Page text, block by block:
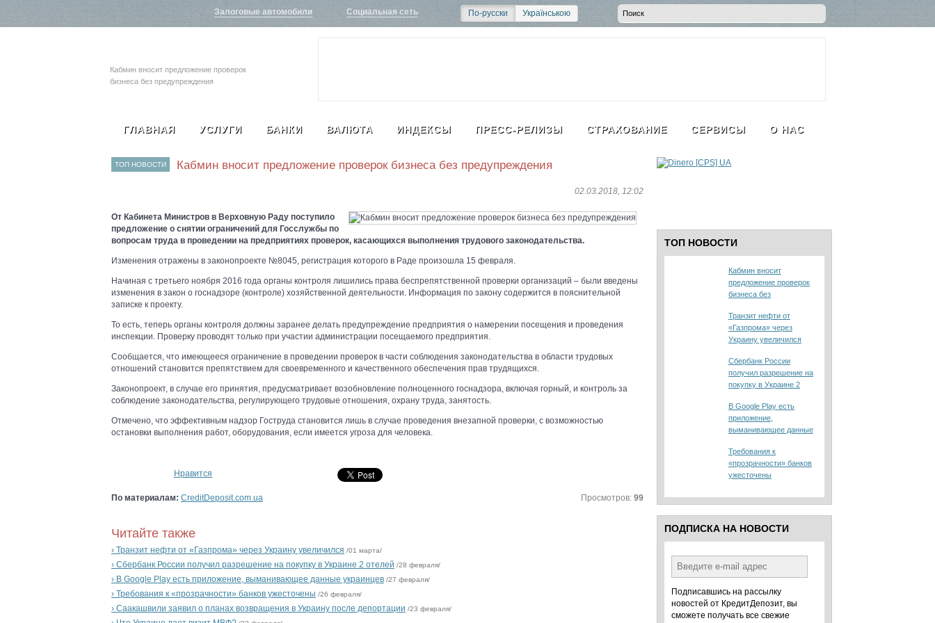
Залоговые автомобили Социальная сеть По-русски Українською
Кабмин вносит предложение проверок
бизнеса без предупреждения
ГЛАВНАЯ УСЛУГИ БАНКИ ВАЛЮТА ИНДЕКСЫ ПРЕСС-РЕЛИЗЫ СТРАХОВАНИЕ СЕРВИСЫ О НАС
ТОП НОВОСТИ Кабмин вносит предложение проверок бизнеса без предупреждения
02.03.2018, 12:02
От Кабинета Министров в Верховную Раду поступило
предложение о снятии ограничений для Госслужбы по
вопросам труда в проведении на предприятиях проверок, касающихся выполнения трудового законодательства.
Изменения отражены в законопроекте №8045, регистрация которого в Раде произошла 15 февраля.
Начиная с третьего ноября 2016 года органы контроля лишились права беспрепятственной проверки организаций – были введены
изменения в закон о госнадзоре (контроле) хозяйственной деятельности. Информация по закону содержится в пояснительной
записке к проекту.
То есть, теперь органы контроля должны заранее делать предупреждение предприятия о намерении посещения и проведения
инспекции. Проверку проводят только при участии администрации посещаемого предприятия.
Сообщается, что имеющееся ограничение в проведении проверок в части соблюдения законодательства в области трудовых
отношений становится препятствием для своевременного и качественного обеспечения прав трудящихся.
Законопроект, в случае его принятия, предусматривает возобновление полноценного госнадзора, включая горный, и контроль за
соблюдение законодательства, регулирующего трудовые отношения, охрану труда, занятость.
Отмечено, что эффективным надзор Гоструда становится лишь в случае проведения внезапной проверки, с возможностью
остановки выполнения работ, оборудования, если имеется угроза для человека.
Нравится
По материалам: CreditDeposit.com.ua Просмотров: 99
Читайте также
› Транзит нефти от «Газпрома» через Украину увеличился /01 марта/
› Сбербанк России получил разрешение на покупку в Украине 2 отелей /28 февраля/
› В Google Play есть приложение, выманивающее данные украинцев /27 февраля/
› Требования к «прозрачности» банков ужесточены /26 февраля/
› Саакашвили заявил о планах возвращения в Украину после депортации /23 февраля/
ТОП НОВОСТИ
Кабмин вносит
предложение проверок
бизнеса без
Транзит нефти от
«Газпрома» через
Украину увеличился
Сбербанк России
получил разрешение на
покупку в Украине 2
В Google Play есть
приложение,
выманивающее данные
Требования к
«прозрачности» банков
ужесточены
ПОДПИСКА НА НОВОСТИ
Подписавшись на рассылку
новостей от КредитДепозит, вы
сможете получать все свежие